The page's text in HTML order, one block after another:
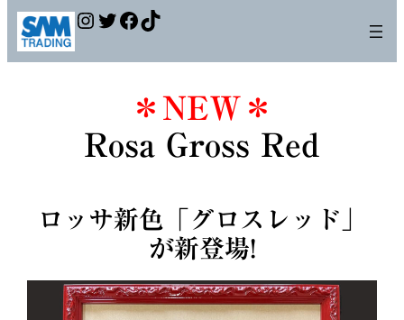
内
容
を
Instagram
Twitter
Facebook
TikTok
＊NEW＊
Rosa Gross Red
ロッサ新色「
グロスレッド」
が新登場!